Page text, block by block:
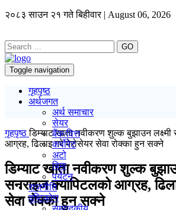
२०८३ साउन २१ गते बिहीवार | August 06, 2026
GO
Toggle navigation
गृहपृष्ठ
अर्थजगत
अर्थ समाचार
सेयर
बैंक/वित्त
कर्पोरेट
अटो
बिमा
पर्यटन
राजनीति
दृष्टिकोण
गृहपृष्ठडिम्याट खाता नवीकरण शुल्क बुझाउन
आग्रह, ढिलाइ गरे मेरोसेयर सेवा रोक्का हुन सक्ने
डिम्याट खाता नवीकरण शुल्क
सनराइज क्यापिटलको आग्रह,
सेवा रोक्का हुन सक्ने